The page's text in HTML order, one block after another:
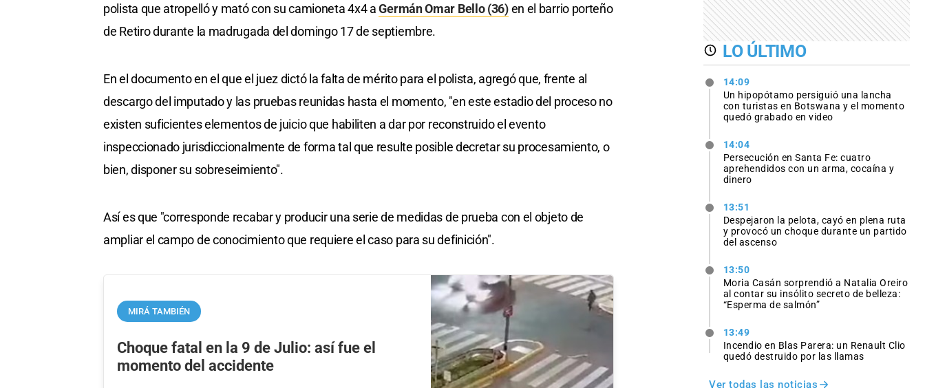
polista que atropelló y mató con su camioneta 4x4 aGermán Omar Bello (36)en el barrio porteño
de Retiro durante la madrugada del domingo 17 de septiembre.
En el documento en el que el juez dictó la falta de mérito para el polista, agregó que, frente al
descargo del imputado y las pruebas reunidas hasta el momento, "en este estadio del proceso no
existen suficientes elementos de juicio que habiliten a dar por reconstruido el evento
inspeccionado jurisdiccionalmente de forma tal que resulte posible decretar su procesamiento, o
bien, disponer su sobreseimiento".
Así es que "corresponde recabar y producir una serie de medidas de prueba con el objeto de
ampliar el campo de conocimiento que requiere el caso para su definición".
MIRÁ TAMBIÉN
Choque fatal en la 9 de Julio: así fue el
momento del accidente
LO ÚLTIMO
14:09
Un hipopótamo persiguió una lancha
con turistas en Botswana y el momento
quedó grabado en video
14:04
Persecución en Santa Fe: cuatro
aprehendidos con un arma, cocaína y
dinero
13:51
Despejaron la pelota, cayó en plena ruta
y provocó un choque durante un partido
del ascenso
13:50
Moria Casán sorprendió a Natalia Oreiro
al contar su insólito secreto de belleza:
“Esperma de salmón”
13:49
Incendio en Blas Parera: un Renault Clio
quedó destruido por las llamas
Ver todas las noticias